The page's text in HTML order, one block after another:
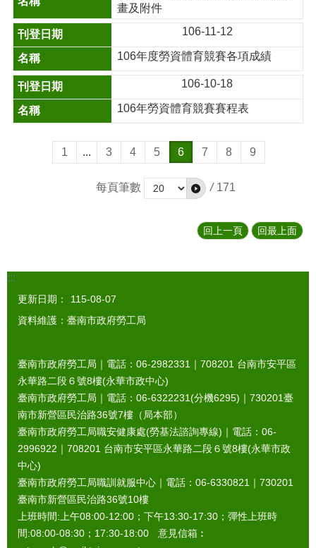
畫及附件
106-11-12
106年度勞資體育競賽各項成績
106-10-18
106年勞資體育競賽賽程表
1 ... 3 4 5 6 7 8 9
每頁筆數 / 171
回上一頁 回最上面
:::
更新日期：
115-08-07
資料維護：臺南市政府勞工局
臺南市政府勞工局｜電話：06-2982331｜ 708201 台南市安平區
永華路二段６號8樓(永華市政中心)
臺南市政府勞工局｜電話：06-6322231(分機6295)｜ 730201臺
南市新營區民治路36號7樓（局本部）
臺南市政府勞工局職安健康處(勞基法諮詢專線)｜電話：06-
2996922｜ 708201 台南市安平區永華路二段６號8樓(永華市政
中心)
臺南市政府勞工局職訓就服中心｜電話：06-6330821｜ 730201
臺南市新營區民治路36號10樓
上班時間:上午08:00-12:00；下午13:30-17:30；彈性上班時
間:08:00-08:30；17:30-18:00 意見信箱︰